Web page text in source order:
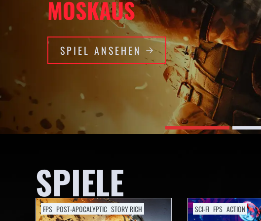
MOSKAUS
SPIEL ANSEHEN
SPIELE
FPS POST-APOCALYPTIC STORY RICH SCI-FI FPS ACTION